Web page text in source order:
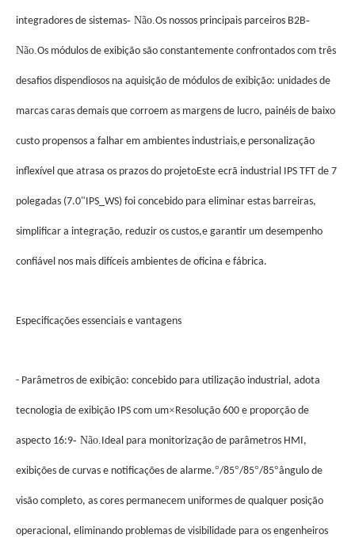
integradores de sistemas- Não.Os nossos principais parceiros B2B-
Não.Os módulos de exibição são constantemente confrontados com três
desafios dispendiosos na aquisição de módulos de exibição: unidades de
marcas caras demais que corroem as margens de lucro, painéis de baixo
custo propensos a falhar em ambientes industriais,e personalização
inflexível que atrasa os prazos do projetoEste ecrã industrial IPS TFT de 7
polegadas (7.0"IPS_WS) foi concebido para eliminar estas barreiras,
simplificar a integração, reduzir os custos,e garantir um desempenho
confiável nos mais difíceis ambientes de oficina e fábrica.
Especificações essenciais e vantagens
- Parâmetros de exibição: concebido para utilização industrial, adota
tecnologia de exibição IPS com um×Resolução 600 e proporção de
aspecto 16:9- Não.Ideal para monitorização de parâmetros HMI,
exibições de curvas e notificações de alarme.°/85°/85°/85°ângulo de
visão completo, as cores permanecem uniformes de qualquer posição
operacional, eliminando problemas de visibilidade para os engenheiros